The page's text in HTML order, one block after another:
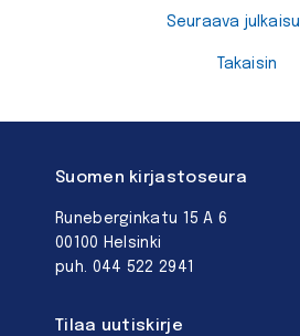
Takaisin
Seuraava julkaisu
Suomen kirjastoseura
Runeberginkatu 15 A 6
00100 Helsinki
puh. 044 522 2941
Tilaa uutiskirje